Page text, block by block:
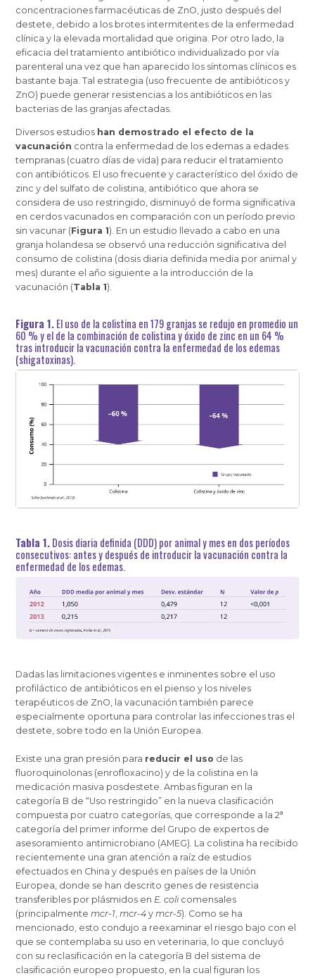
concentraciones farmacéuticas de ZnO, justo después del
destete, debido a los brotes intermitentes de la enfermedad
clínica y la elevada mortalidad que origina. Por otro lado, la
eficacia del tratamiento antibiótico individualizado por vía
parenteral una vez que han aparecido los síntomas clínicos es
bastante baja. Tal estrategia (uso frecuente de antibióticos y
ZnO) puede generar resistencias a los antibióticos en las
bacterias de las granjas afectadas.
Diversos estudios han demostrado el efecto de la
vacunación contra la enfermedad de los edemas a edades
tempranas (cuatro días de vida) para reducir el tratamiento
con antibióticos. El uso frecuente y característico del óxido de
zinc y del sulfato de colistina, antibiótico que ahora se
considera de uso restringido, disminuyó de forma significativa
en cerdos vacunados en comparación con un período previo
sin vacunar (Figura 1). En un estudio llevado a cabo en una
granja holandesa se observó una reducción significativa del
consumo de colistina (dosis diaria definida media por animal y
mes) durante el año siguiente a la introducción de la
vacunación (Tabla 1).
Figura 1.El uso de la colistina en 179 granjas se redujo en promedio un
60 % y el de la combinación de colistina y óxido de zinc en un 64 %
tras introducir la vacunación contra la enfermedad de los edemas
(shigatoxinas).
Tabla 1.Dosis diaria definida (DDD) por animal y mes en dos períodos
consecutivos: antes y después de introducir la vacunación contra la
enfermedad de los edemas.
Dadas las limitaciones vigentes e inminentes sobre el uso
profiláctico de antibióticos en el pienso y los niveles
terapéuticos de ZnO, la vacunación también parece
especialmente oportuna para controlar las infecciones tras el
destete, sobre todo en la Unión Europea.
Existe una gran presión para reducir el uso de las
fluoroquinolonas (enrofloxacino) y de la colistina en la
medicación masiva posdestete. Ambas figuran en la
categoría B de “Uso restringido” en la nueva clasificación
compuesta por cuatro categorías, que corresponde a la 2ª
categoría del primer informe del Grupo de expertos de
asesoramiento antimicrobiano (AMEG). La colistina ha recibido
recientemente una gran atención a raíz de estudios
efectuados en China y después en países de la Unión
Europea, donde se han descrito genes de resistencia
transferibles por plásmidos en E. colicomensales
(principalmentemcr-1,mcr-4 ymcr-5). Como se ha
mencionado, esto condujo a reexaminar el riesgo bajo con el
que se contemplaba su uso en veterinaria, lo que concluyó
con su reclasificación en la categoría B del sistema de
clasificación europeo propuesto, en la cual figuran los